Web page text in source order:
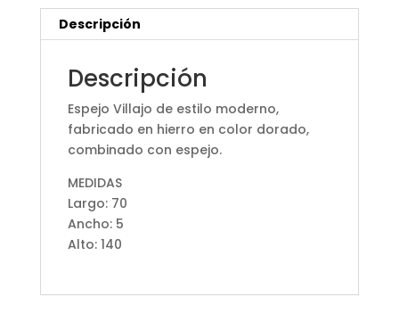
Descripción
Descripción
Espejo Villajo de estilo moderno,
fabricado en hierro en color dorado,
combinado con espejo.
MEDIDAS
Largo: 70
Ancho: 5
Alto: 140